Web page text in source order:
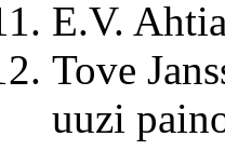
E.V.
Tove
uuzi